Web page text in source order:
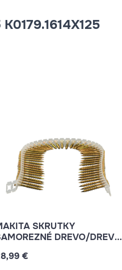
SKRUTKY
DREVO/DREVO
€